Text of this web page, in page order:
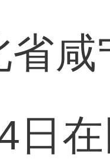
省
日